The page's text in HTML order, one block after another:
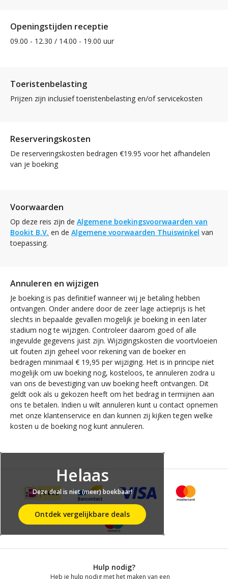
Openingstijden receptie
09.00 - 12.30 / 14.00 - 19.00 uur
Toeristenbelasting
Prijzen zijn inclusief toeristenbelasting en/of servicekosten
Reserveringskosten
De reserveringskosten bedragen €19.95 voor het afhandelen
van je boeking
Voorwaarden
Op deze reis zijn de Algemene boekingsvoorwaarden van
Bookit B.V. en de Algemene voorwaarden Thuiswinkel van
toepassing.
Annuleren en wijzigen
Je boeking is pas definitief wanneer wij je betaling hebben
ontvangen. Onder andere door de zeer lage actieprijs is het
slechts in bepaalde gevallen mogelijk je boeking in een later
stadium nog te wijzigen. Controleer daarom goed of alle
ingevulde gegevens juist zijn. Wijzigingskosten die voortvloeien
uit fouten zijn geheel voor rekening van de boeker en
bedragen minimaal € 19,95 per wijziging. Het is in principe niet
mogelijk om uw boeking nog, kosteloos, te annuleren zodra u
van ons de bevestiging van uw boeking heeft ontvangen. Dit
geldt ook als u gekozen heeft om het bedrag in termijnen aan
ons te betalen. Indien u wilt annuleren kunt u contact opnemen
met onze klantenservice en dan kunnen zij kijken tegen welke
kosten u de boeking nog kunt annuleren.
Helaas
Deze deal is niet (meer) boekbaar!
Ontdek vergelijkbare deals
Hulp nodig?
Heb je hulp nodig met het maken van een